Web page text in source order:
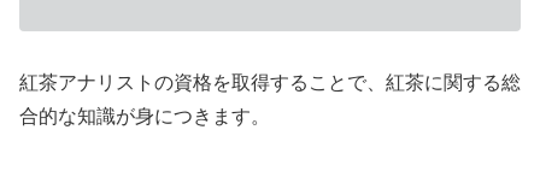
紅茶アナリストの資格を取得することで、紅茶に関する総
合的な知識が身につきます。